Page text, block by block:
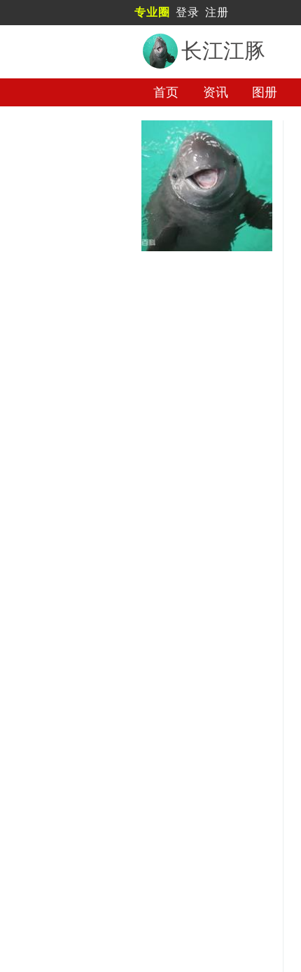
专业圈 登录 注册
长江江豚
首页 资讯 图册